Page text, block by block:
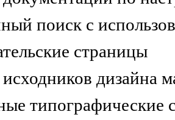
поиск с
страницы
дизайна
типографические